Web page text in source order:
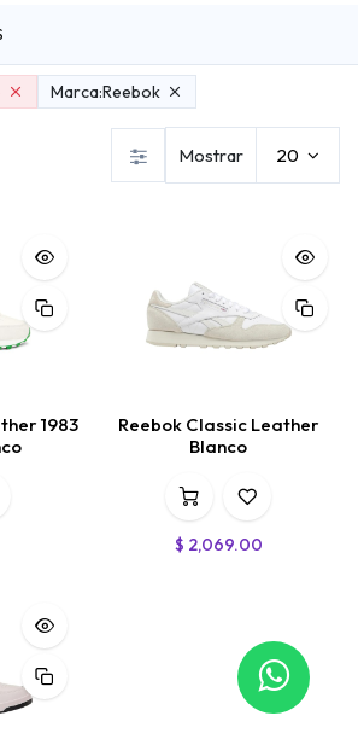
Marca:Reebok
Mostrar 20
1983
Reebok Classic Leather
Blanco
$ 2,069.00